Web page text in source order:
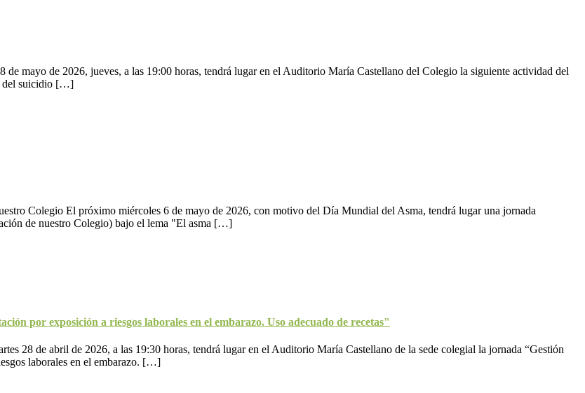
mayo de 2026, jueves, a las 19:00 horas, tendrá lugar en el Auditorio María Castellano del Colegio la siguiente actividad del
del suicidio […]
Colegio El próximo miércoles 6 de mayo de 2026, con motivo del Día Mundial del Asma, tendrá lugar una jornada
de nuestro Colegio) bajo el lema "El asma […]
por exposición a riesgos laborales en el embarazo. Uso adecuado de recetas"
28 de abril de 2026, a las 19:30 horas, tendrá lugar en el Auditorio María Castellano de la sede colegial la jornada “Gestión
laborales en el embarazo. […]